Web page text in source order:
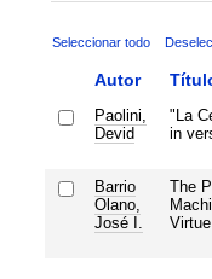
Seleccionar todo
Autor
Paolini,
Devid
"La
in
Barrio
Olano,
José I.
The